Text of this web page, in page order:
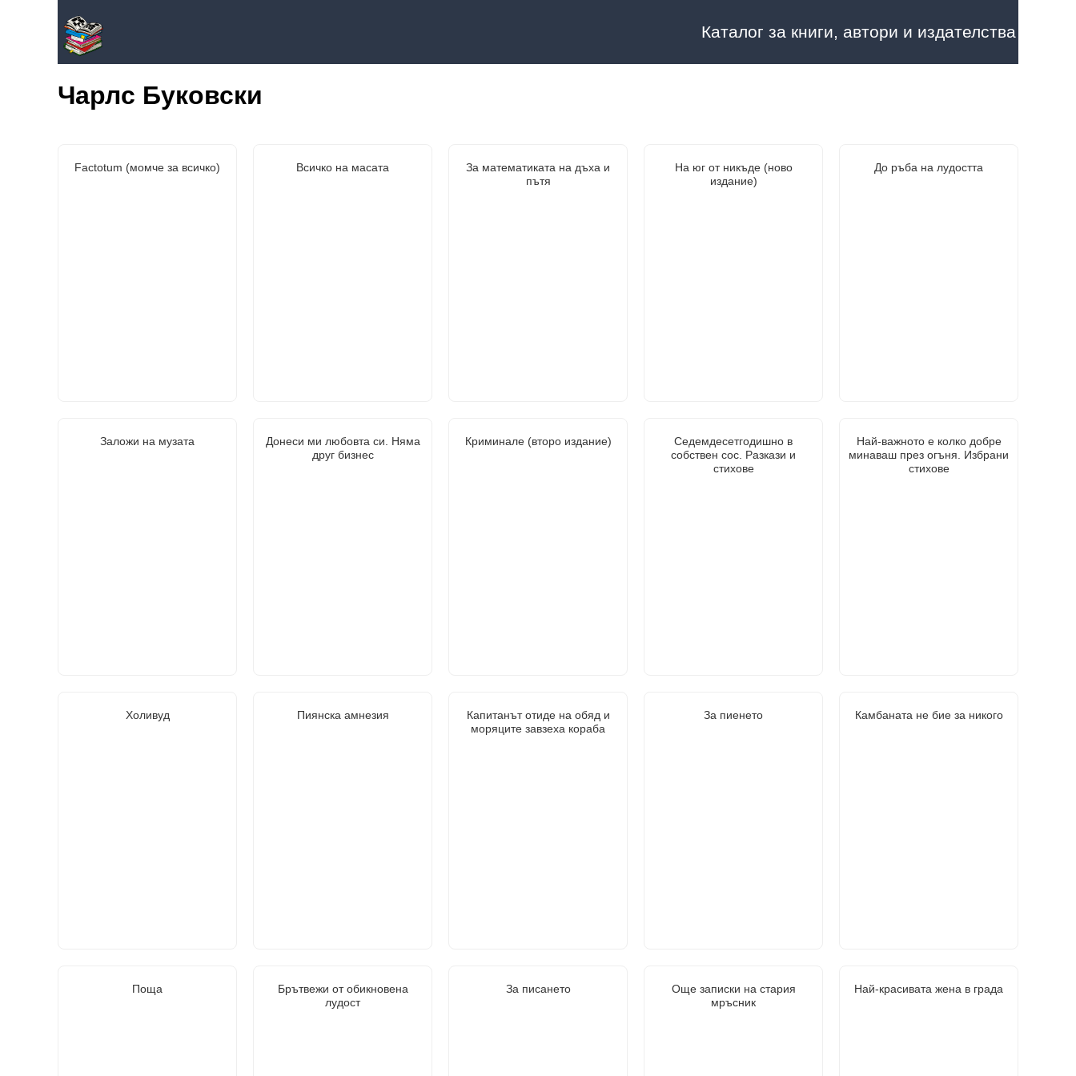
Каталог за книги, автори и издателства
Чарлс Буковски
Factotum (момче за всичко) Всичко на масата
За математиката на дъха и
пътя
На юг от никъде (ново
издание)
До ръба на лудостта
Заложи на музата
Донеси ми любовта си. Няма
друг бизнес
Криминале (второ издание)
Седемдесетгодишно в
собствен сос. Разкази и
стихове
Най-важното е колко добре
минаваш през огъня. Избрани
стихове
Холивуд Пиянска амнезия
Капитанът отиде на обяд и
моряците завзеха кораба
За пиенето Камбаната не бие за никого
Поща
Брътвежи от обикновена
лудост
За писането
Още записки на стария
мръсник
Най-красивата жена в града